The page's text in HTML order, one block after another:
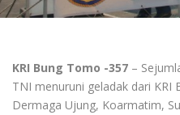
KRI Bung Tomo -357 –
TNI menuruni geladak dari KRI
Dermaga Ujung, Koarmatim,